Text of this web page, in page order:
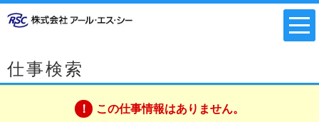
仕事検索
この仕事情報はありません。